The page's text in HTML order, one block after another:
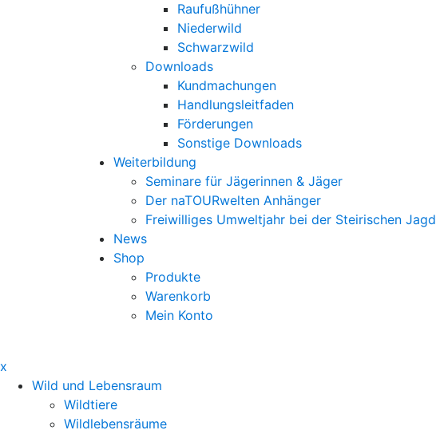
Raufußhühner
Niederwild
Schwarzwild
Downloads
Kundmachungen
Handlungsleitfaden
Förderungen
Sonstige Downloads
Weiterbildung
Seminare für Jägerinnen & Jäger
Der naTOURwelten Anhänger
Freiwilliges Umweltjahr bei der Steirischen Jagd
News
Shop
Produkte
Warenkorb
Mein Konto
x
Wild und Lebensraum
Wildtiere
Wildlebensräume